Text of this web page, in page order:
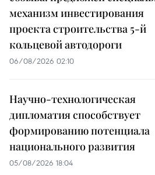
механизм инвестирования
проекта строительства 5-й
кольцевой автодороги
06/08/2026 02:10
Научно-технологическая
дипломатия способствует
формированию потенциала
национального развития
05/08/2026 18:04